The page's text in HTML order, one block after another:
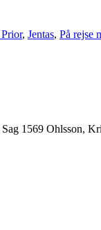
, Jentas, På rejse
1569 Ohlsson,